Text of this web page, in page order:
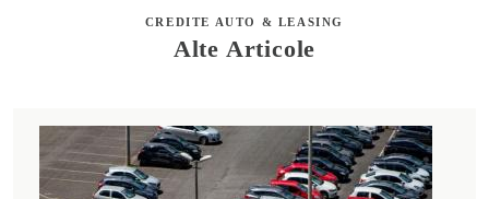
CREDITE AUTO & LEASING
Alte Articole